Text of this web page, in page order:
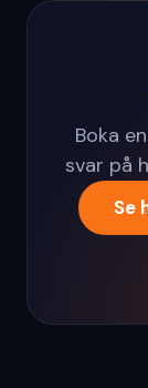
Boka
svar på
Se